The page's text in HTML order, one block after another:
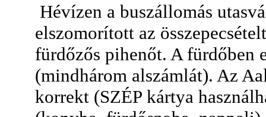
Hévízen a buszállomás
elszomorított az
fürdőzős pihenőt. A fürdőben
(mindhárom alszámlát). Az
korrekt (SZÉP kártya